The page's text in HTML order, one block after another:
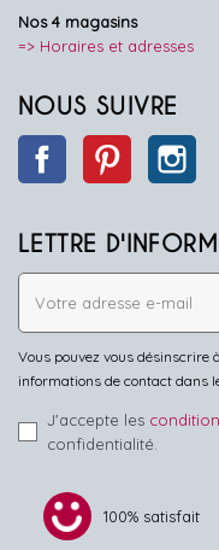
Nos 4 magasins
=> Horaires et adresses
NOUS SUIVRE
Facebook Pinterest
LETTRE
Vous pouvez vous désinscrire
informations de contact dans
J'accepte les
confidentialité.
100% satisfait